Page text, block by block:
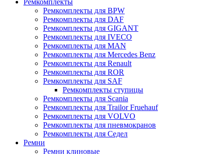
Ремкомплекты для BPW
Ремкомплекты для DAF
Ремкомплекты для GIGANT
Ремкомплекты для IVECO
Ремкомплекты для MAN
Ремкомплекты для Mercedes Benz
Ремкомплекты для Renault
Ремкомплекты для ROR
Ремкомплекты для SAF
Ремкомплекты ступицы
Ремкомплекты для Scania
Ремкомплекты для Trailor Fruehauf
Ремкомплекты для VOLVO
Ремкомплекты для пневмокранов
Ремкомплекты для Седел
Ремни
Ремни клиновые